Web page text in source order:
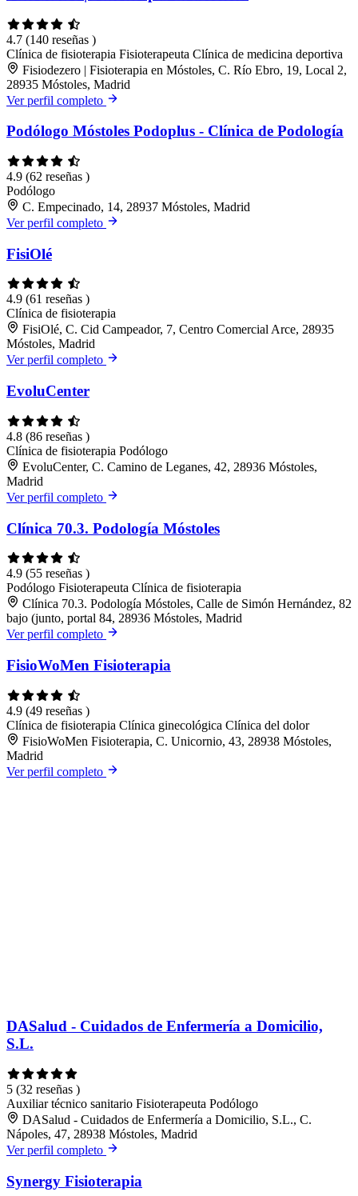
4.7 (140 reseñas )
Clínica de fisioterapia Fisioterapeuta Clínica de medicina deportiva
Fisiodezero | Fisioterapia en Móstoles, C. Río Ebro, 19, Local 2,
28935 Móstoles, Madrid
Ver perfil completo
Podólogo Móstoles Podoplus - Clínica de Podología
4.9 (62 reseñas )
Podólogo
C. Empecinado, 14, 28937 Móstoles, Madrid
Ver perfil completo
FisiOlé
4.9 (61 reseñas )
Clínica de fisioterapia
FisiOlé, C. Cid Campeador, 7, Centro Comercial Arce, 28935
Móstoles, Madrid
Ver perfil completo
EvoluCenter
4.8 (86 reseñas )
Clínica de fisioterapia Podólogo
EvoluCenter, C. Camino de Leganes, 42, 28936 Móstoles,
Madrid
Ver perfil completo
Clínica 70.3. Podología Móstoles
4.9 (55 reseñas )
Podólogo Fisioterapeuta Clínica de fisioterapia
Clínica 70.3. Podología Móstoles, Calle de Simón Hernández, 82
bajo (junto, portal 84, 28936 Móstoles, Madrid
Ver perfil completo
FisioWoMen Fisioterapia
4.9 (49 reseñas )
Clínica de fisioterapia Clínica ginecológica Clínica del dolor
FisioWoMen Fisioterapia, C. Unicornio, 43, 28938 Móstoles,
Madrid
Ver perfil completo
DASalud - Cuidados de Enfermería a Domicilio,
S.L.
5 (32 reseñas )
Auxiliar técnico sanitario Fisioterapeuta Podólogo
DASalud - Cuidados de Enfermería a Domicilio, S.L., C.
Nápoles, 47, 28938 Móstoles, Madrid
Ver perfil completo
Synergy Fisioterapia